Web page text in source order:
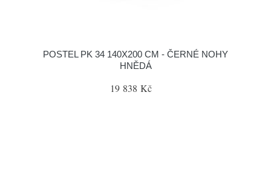
POSTEL PK 34 140X200 CM - ČERNÉ NOHY
HNĚDÁ
19 838 Kč